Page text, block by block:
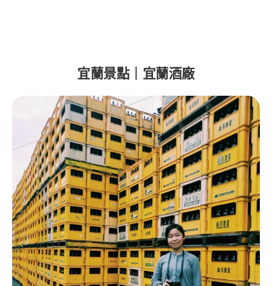
宜蘭景點｜宜蘭酒廠